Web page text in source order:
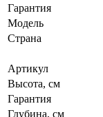
Гарантия
Модель
Страна
Артикул
Высота, см
Гарантия
Глубина, см